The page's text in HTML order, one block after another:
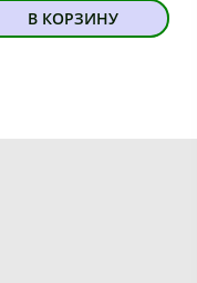
В КОРЗИНУ